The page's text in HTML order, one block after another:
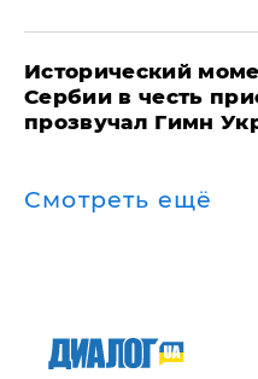
Исторический
Сербии в честь
прозвучал Гимн
Смотреть ещё